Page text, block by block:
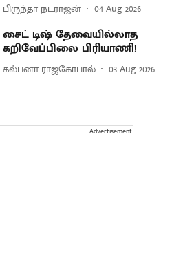
பிருந்தா நடராஜன் 04 Aug 2026
சைட் டிஷ் தேவையில்லாத
கறிவேப்பிலை பிரியாணி!
கல்பனா ராஜகோபால் 03 Aug 2026
Advertisement